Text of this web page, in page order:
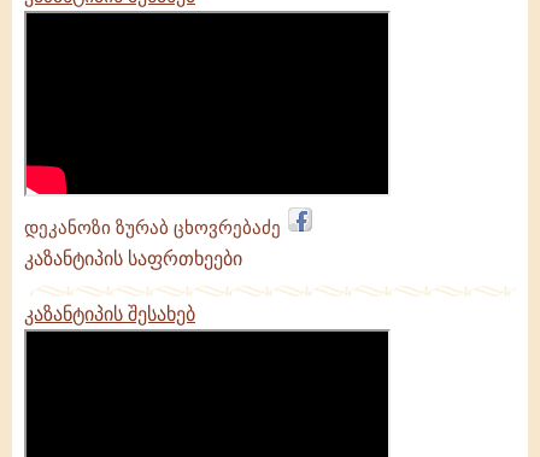
დეკანოზი ზურაბ ცხოვრებაძე
კაზანტიპის საფრთხეები
კაზანტიპის შესახებ